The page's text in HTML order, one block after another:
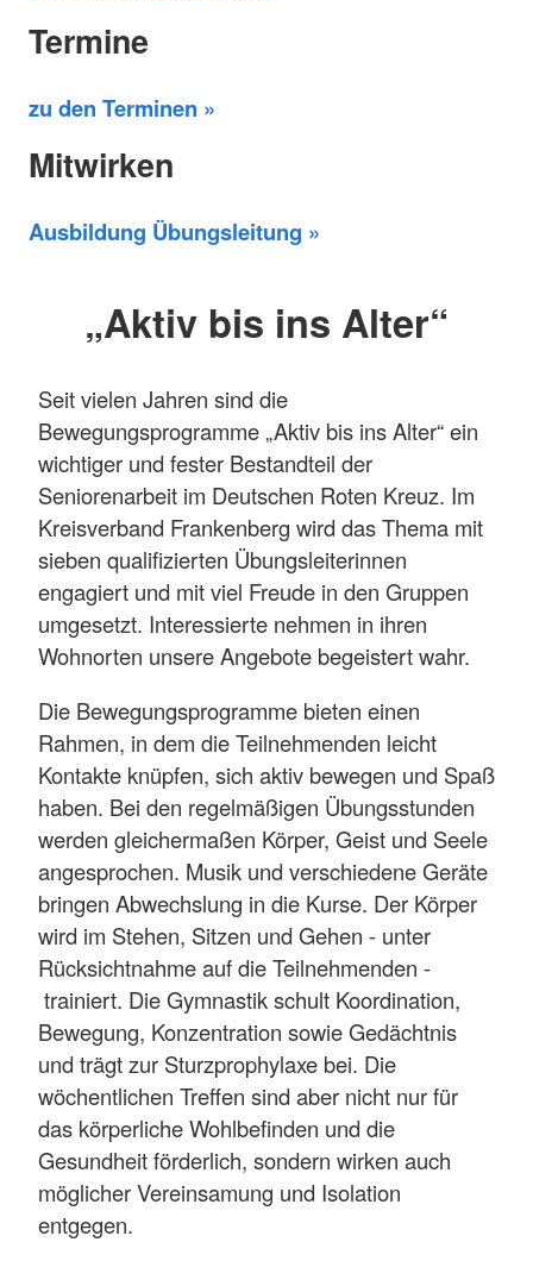
Termine
zu den Terminen »
Mitwirken
Ausbildung Übungsleitung »
„Aktiv bis ins Alter“
Seit vielen Jahren sind die
Bewegungsprogramme „Aktiv bis ins Alter“ ein
wichtiger und fester Bestandteil der
Seniorenarbeit im Deutschen Roten Kreuz. Im
Kreisverband Frankenberg wird das Thema mit
sieben qualifizierten Übungsleiterinnen
engagiert und mit viel Freude in den Gruppen
umgesetzt. Interessierte nehmen in ihren
Wohnorten unsere Angebote begeistert wahr.
Die Bewegungsprogramme bieten einen
Rahmen, in dem die Teilnehmenden leicht
Kontakte knüpfen, sich aktiv bewegen und Spaß
haben. Bei den regelmäßigen Übungsstunden
werden gleichermaßen Körper, Geist und Seele
angesprochen. Musik und verschiedene Geräte
bringen Abwechslung in die Kurse. Der Körper
wird im Stehen, Sitzen und Gehen - unter
Rücksichtnahme auf die Teilnehmenden -
trainiert. Die Gymnastik schult Koordination,
Bewegung, Konzentration sowie Gedächtnis
und trägt zur Sturzprophylaxe bei. Die
wöchentlichen Treffen sind aber nicht nur für
das körperliche Wohlbefinden und die
Gesundheit förderlich, sondern wirken auch
möglicher Vereinsamung und Isolation
entgegen.